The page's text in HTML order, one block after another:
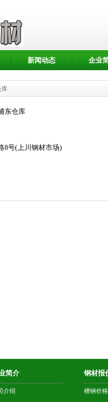
新闻动态 企业
库
东仓库
8号(上川钢材市场)
简介
介绍
钢材报
槽钢价格